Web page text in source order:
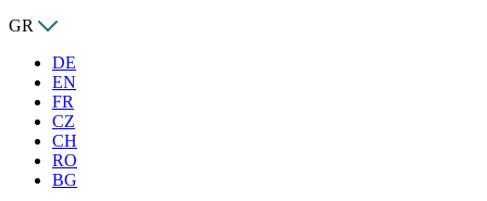
GR
DE
EN
FR
CZ
CH
RO
BG